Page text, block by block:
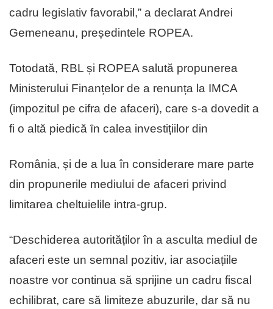
cadru legislativ favorabil,” a declarat Andrei
Gemeneanu, președintele ROPEA.
Totodată, RBL și ROPEA salută propunerea
Ministerului Finanțelor de a renunța la IMCA
(impozitul pe cifra de afaceri), care s-a dovedit a
fi o altă piedică ȋn calea investițiilor din
România, și de a lua în considerare mare parte
din propunerile mediului de afaceri privind
limitarea cheltuielile intra-grup.
“Deschiderea autorităților în a asculta mediul de
afaceri este un semnal pozitiv, iar asociațiile
noastre vor continua să sprijine un cadru fiscal
echilibrat, care să limiteze abuzurile, dar să nu